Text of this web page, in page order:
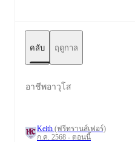
คลับ ฤดูกาล
อาชีพอาวุโส
Keith (ฟรีทรานส์เฟอร์)
ก.ค. 2568 - ตอนนี้